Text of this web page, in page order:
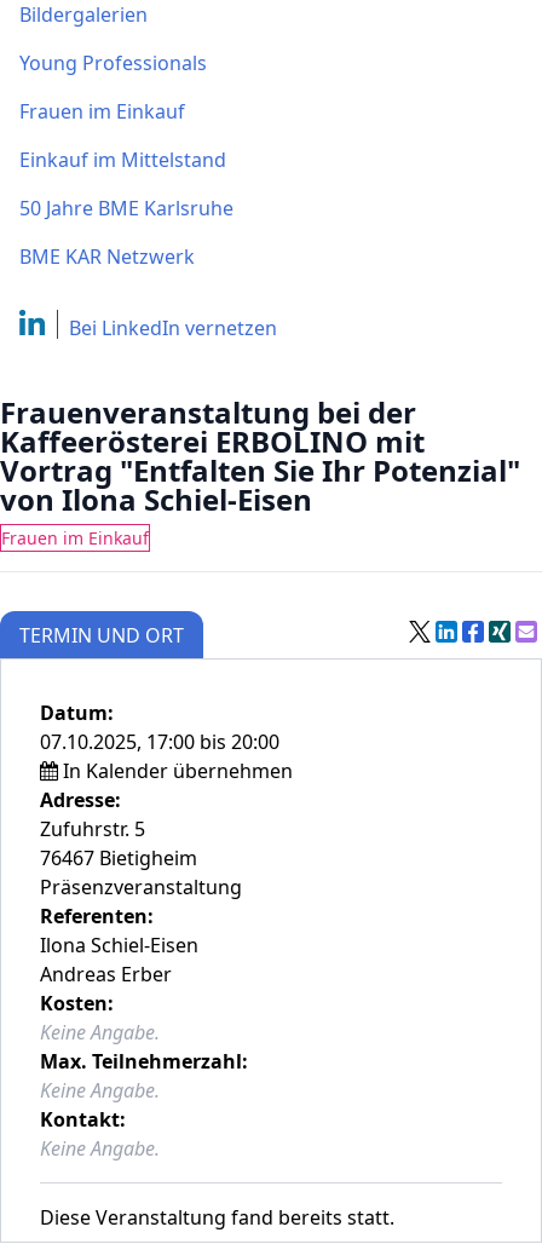
Bildergalerien
Young Professionals
Frauen im Einkauf
Einkauf im Mittelstand
50 Jahre BME Karlsruhe
BME KAR Netzwerk
Bei LinkedIn vernetzen
Frauenveranstaltung bei der
Kaffeerösterei ERBOLINO mit
Vortrag "Entfalten Sie Ihr Potenzial"
von Ilona Schiel-Eisen
Frauen im Einkauf
TERMIN UND ORT
Datum:
07.10.2025, 17:00 bis 20:00
In Kalender übernehmen
Adresse:
Zufuhrstr. 5
76467 Bietigheim
Präsenzveranstaltung
Referenten:
Ilona Schiel-Eisen
Andreas Erber
Kosten:
Keine Angabe.
Max. Teilnehmerzahl:
Keine Angabe.
Kontakt:
Keine Angabe.
Diese Veranstaltung fand bereits statt.